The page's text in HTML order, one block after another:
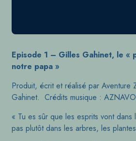
Episode 1 – Gilles Gahinet, le «
notre papa »
Produit, écrit et réalisé par Aventure
Gahinet. Crédits musique :
« Tu es sûr que les esprits vont
pas plutôt dans les arbres, les